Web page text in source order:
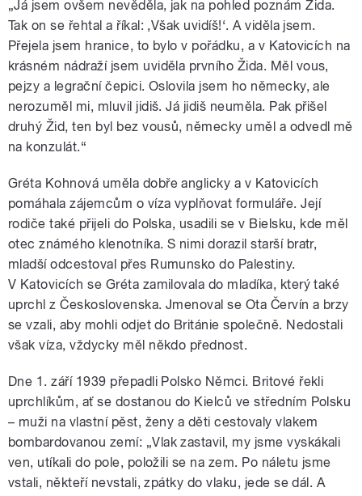
„Já jsem ovšem nevěděla, jak na pohled poznám Žida.
Tak on se řehtal a říkal: ‚Však uvidíš!‘. A viděla jsem.
Přejela jsem hranice, to bylo v pořádku, a v Katovicích na
krásném nádraží jsem uviděla prvního Žida. Měl vous,
pejzy a legrační čepici. Oslovila jsem ho německy, ale
nerozuměl mi, mluvil jidiš. Já jidiš neuměla. Pak přišel
druhý Žid, ten byl bez vousů, německy uměl a odvedl mě
na konzulát.“
Gréta Kohnová uměla dobře anglicky a v Katovicích
pomáhala zájemcům o víza vyplňovat formuláře. Její
rodiče také přijeli do Polska, usadili se v Bielsku, kde měl
otec známého klenotníka. S nimi dorazil starší bratr,
mladší odcestoval přes Rumunsko do Palestiny.
V Katovicích se Gréta zamilovala do mladíka, který také
uprchl z Československa. Jmenoval se Ota Červín a brzy
se vzali, aby mohli odjet do Británie společně. Nedostali
však víza, vždycky měl někdo přednost.
Dne 1. září 1939 přepadli Polsko Němci. Britové řekli
uprchlíkům, ať se dostanou do Kielců ve středním Polsku
– muži na vlastní pěst, ženy a děti cestovaly vlakem
bombardovanou zemí: „Vlak zastavil, my jsme vyskákali
ven, utíkali do pole, položili se na zem. Po náletu jsme
vstali, někteří nevstali, zpátky do vlaku, jede se dál. A